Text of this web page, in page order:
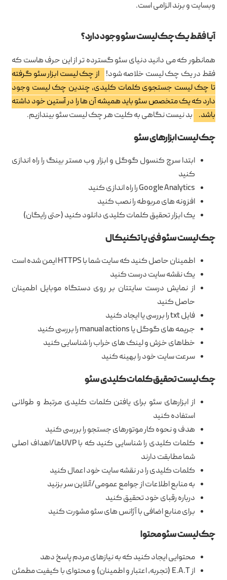
وبسایت و برند الزامی است.
آیا فقط یک چک لیست سئو وجود دارد؟
همانطور که می دانید دنیای سئو گسترده تر از این حرف هاست که
فقط در یک چک لیست خلاصه شود!
از چک لیست ابزار سئو گرفته
تا چک لیست جستجوی کلمات کلیدی، چندین چک لیست وجود
دارد که یک متخصص سئو باید همیشه آن ها را در آستین خود داشته
باشد.
بد نیست نگاهی به کلیت هر چک لیست سئو بیندازیم.
چک لیست ابزارهای سئو
ابتدا سرچ کنسول گوگل و ابزار وب مستر بینگ را راه اندازی
کنید
Google Analytics را راه اندازی کنید
افزونه های مربوطه را نصب کنید
یک ابزار تحقیق کلمات کلیدی دانلود کنید (حتی رایگان)
چک لیست سئو فنی یا تکنیکال
اطمینان حاصل کنید که سایت شما با HTTPS ایمن شده است
یک نقشه سایت درست کنید
از نمایش درست سایتتان بر روی دستگاه موبایل اطمینان
حاصل کنید
فایل txt را بررسی یا ایجاد کنید
جریمه های گوگل یا manual actions را بررسی کنید
خطاهای خزش و لینک های خراب را شناسایی کنید
سرعت سایت خود را بهینه کنید
چک لیست تحقیق کلمات کلیدی سئو
از ابزارهای سئو برای یافتن کلمات کلیدی مرتبط و طولانی
استفاده کنید
هدف و نحوه کار موتورهای جستجو را بررسی کنید
کلمات کلیدی را شناسایی کنید که با UVPها/اهداف اصلی
شما مطابقت دارند
کلمات کلیدی را در نقشه سایت خود اعمال کنید
به منابع اطلاعات از جوامع عمومی/آنلاین سر بزنید
درباره رقبای خود تحقیق کنید
برای منابع اضافی با آژانس های سئو مشورت کنید
چک لیست سئو محتوا
محتوایی ایجاد کنید که به نیازهای مردم پاسخ دهد
از E.A.T (تجربه، اعتبار و اطمینان) و محتوای با کیفیت مطمئن